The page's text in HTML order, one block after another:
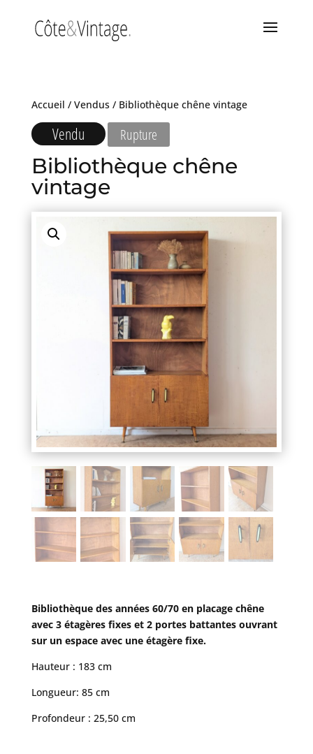
Accueil / Vendus/ Bibliothèque chêne vintage
Vendu Rupture
Bibliothèque chêne
vintage
Bibliothèque des années 60/70 en placage chêne
avec 3 étagères fixes et 2 portes battantes ouvrant
sur un espace avec une étagère fixe.
Hauteur : 183 cm
Longueur: 85 cm
Profondeur : 25,50 cm